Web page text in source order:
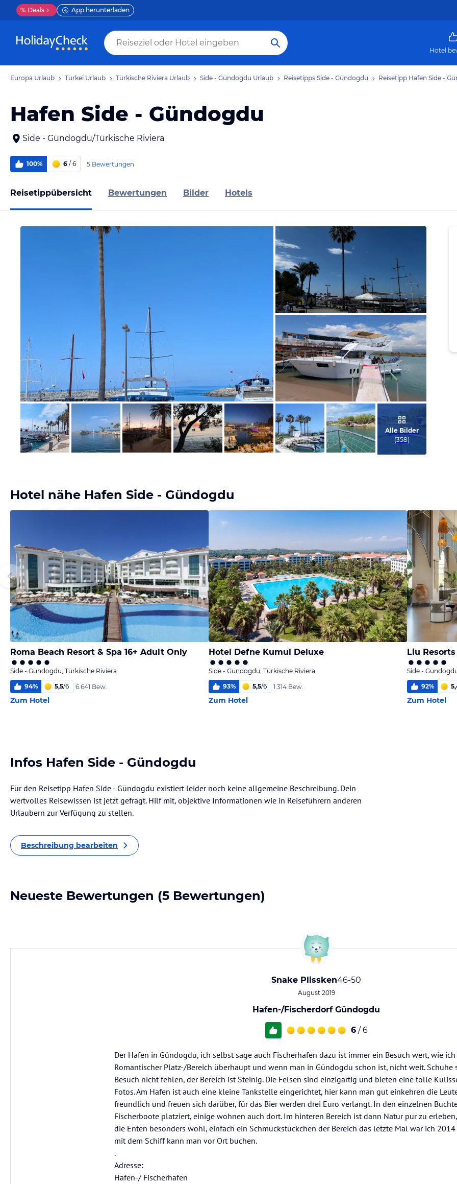
% Deals App herunterladen
Hotel
Europa Urlaub Türkei Urlaub Türkische Riviera Urlaub Side - Gündogdu Urlaub Reisetipps Side - Gündogdu Reisetipp Hafen Side -
Hafen Side - Gündogdu
Side - Gündogdu/Türkische Riviera
100% 6 / 6 5 Bewertungen
Reisetippübersicht Bewertungen Bilder Hotels
Bild melden
von Linda
Bild melden
von Linda
Bild melden
von Linda
Alle Bilder
(358)
Hotel nähe Hafen Side - Gündogdu
Roma Beach Resort & Spa 16+ Adult Only
Side - Gündogdu, Türkische Riviera
94% 5,5/6 6.641 Bew.
Zum Hotel
Hotel Defne Kumul Deluxe
Side - Gündogdu, Türkische Riviera
93% 5,5/6 1.314 Bew.
Zum Hotel
Liu Resorts
Side -
92%
Zum Hotel
Infos Hafen Side - Gündogdu
Für den Reisetipp Hafen Side - Gündogdu existiert leider noch keine allgemeine Beschreibung. Dein
wertvolles Reisewissen ist jetzt gefragt. Hilf mit, objektive Informationen wie in Reiseführern anderen
Urlaubern zur Verfügung zu stellen.
Beschreibung bearbeiten
Neueste Bewertungen (5 Bewertungen)
Snake Plissken46-50
August 2019
Hafen-/Fischerdorf Gündogdu
6 / 6
Der Hafen in Gündogdu, ich selbst sage auch Fischerhafen dazu ist immer ein Besuch wert, wie
Romantischer Platz-/Bereich überhaupt und wenn man in Gündogdu schon ist, nicht weit. Schuhe
Besuch nicht fehlen, der Bereich ist Steinig. Die Felsen sind einzigartig und bieten eine tolle
Fotos. Am Hafen ist auch eine kleine Tankstelle eingerichtet, hier kann man gut einkehren die
freundlich und freuen sich darüber, für das Bier werden drei Euro verlangt. In den einzelnen
Fischerboote platziert, einige wohnen auch dort. Im hinteren Bereich ist dann Natur pur zu
die Enten besonders wohl, einfach ein Schmuckstückchen der Bereich das letzte Mal war ich
mit dem Schiff kann man vor Ort buchen.
.
Adresse:
Hafen-/ Fischerhafen